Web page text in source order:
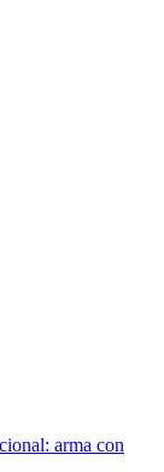
arma con